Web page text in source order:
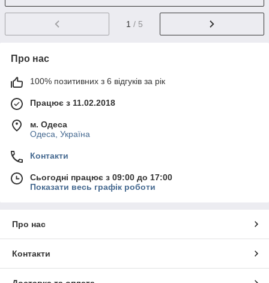
1 / 5
Про нас
100% позитивних з 6 відгуків за рік
Працює з 11.02.2018
м. Одеса
Одеса, Україна
Контакти
Сьогодні працює з 09:00 до 17:00
Показати весь графік роботи
Про нас
Контакти